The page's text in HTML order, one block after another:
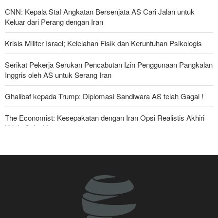
CNN: Kepala Staf Angkatan Bersenjata AS Cari Jalan untuk
Keluar dari Perang dengan Iran
Krisis Militer Israel; Kelelahan Fisik dan Keruntuhan Psikologis
Serikat Pekerja Serukan Pencabutan Izin Penggunaan Pangkalan
Inggris oleh AS untuk Serang Iran
Ghalibaf kepada Trump: Diplomasi Sandiwara AS telah Gagal !
The Economist: Kesepakatan dengan Iran Opsi Realistis Akhiri
Krisis Selat Hormuz
dengan Rudal Balistik dan Drone
Hulu Ledak Manuver dan Antena Anti-Jamming: Lonjakan
Kualitatif Rudal Kheibar Shekan